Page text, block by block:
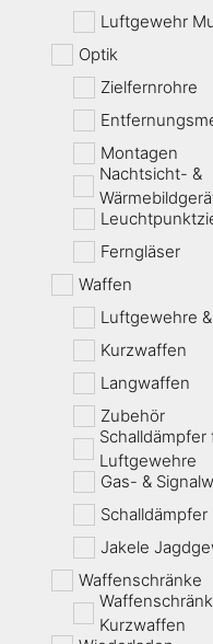
Luftgewehr
Optik
Zielfernrohre
Montagen
Nachtsicht- &
Ferngläser
Waffen
Luftgewehre
Kurzwaffen
Langwaffen
Zubehör
Schalldämpfer
Luftgewehre
Gas- &
Schalldämpfer
Jakele
Waffenschränke
Kurzwaffen